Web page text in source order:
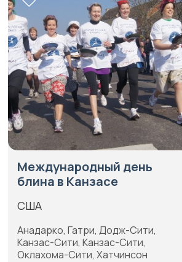
Международный день
блина в Канзасе
США
Анадарко, Гатри, Додж-Сити,
Канзас-Сити, Канзас-Сити,
Оклахома-Сити, Хатчинсон